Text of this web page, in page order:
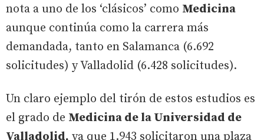
nota a uno de los ‘clásicos’ como Medicina
aunque continúa como la carrera más
demandada, tanto en Salamanca (6.692
solicitudes) y Valladolid (6.428 solicitudes).
Un claro ejemplo del tirón de estos estudios es
el grado de Medicina de la Universidad de
Valladolid, ya que 1.943 solicitaron una plaza